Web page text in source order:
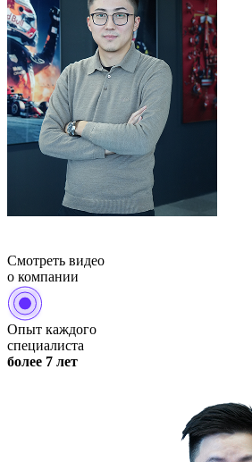
Смотреть видео
о компании
Опыт каждого
специалиста
более 7 лет